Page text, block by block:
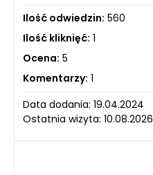
Ilość odwiedzin: 560
Ilość kliknięć: 1
Ocena: 5
Komentarzy: 1
Data dodania: 19.04.2024
Ostatnia wizyta: 10.08.2026